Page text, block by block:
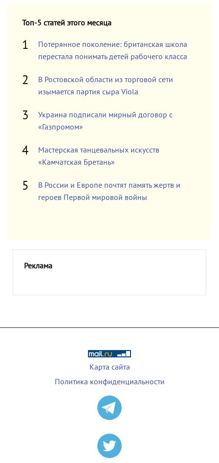
Топ-5 статей этого месяца
Потерянное поколение: британская школа
перестала понимать детей рабочего класса
В Ростовской области из торговой сети
изымается партия сыра Viola
Украина подписали мирный договор с
«Газпромом»
Мастерская танцевальных искусств
«Камчатская Бретань»
В России и Европе почтят память жертв и
героев Первой мировой войны
Реклама
Карта сайта
Политика конфиденциальности